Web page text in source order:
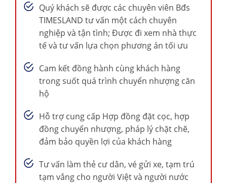
Quý khách sẽ được các chuyên viên Bđs
TIMESLAND tư vấn một cách chuyên
nghiệp và tận tình; Được đi xem nhà thực
tế và tư vấn lựa chọn phương án tối ưu
Cam kết đồng hành cùng khách hàng
trong suốt quá trình chuyển nhượng căn
hộ
Hỗ trợ cung cấp Hợp đồng đặt cọc, hợp
đồng chuyển nhượng, pháp lý chặt chẽ,
đảm bảo quyền lợi của khách hàng
Tư vấn làm thẻ cư dân, vé gửi xe, tạm trú
tạm vắng cho người Việt và người nước